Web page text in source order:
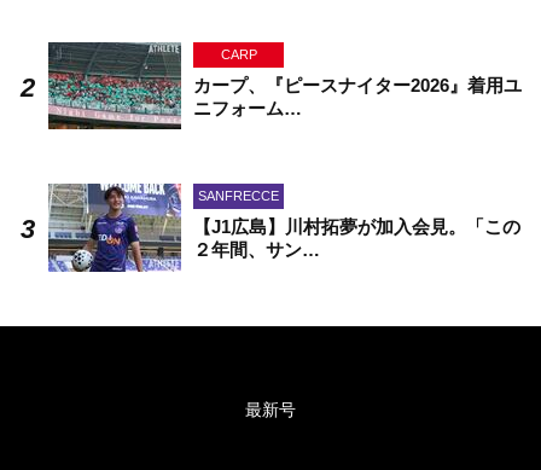
CARP
カープ、『ピースナイター2026』着用ユ
ニフォーム…
SANFRECCE
【J1広島】川村拓夢が加入会見。「この
２年間、サン…
最新号